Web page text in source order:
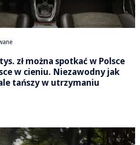
zł można spotkać w Polsce
w cieniu. Niezawodny jak
tańszy w utrzymaniu